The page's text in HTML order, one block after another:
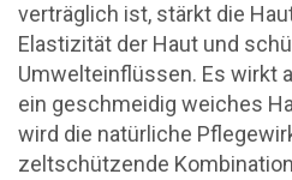
verträglich ist, stärkt die
Elastizität der Haut und
Umwelteinflüssen. Es wirkt
ein geschmeidig weiches
wird die natürliche
zeltschützende